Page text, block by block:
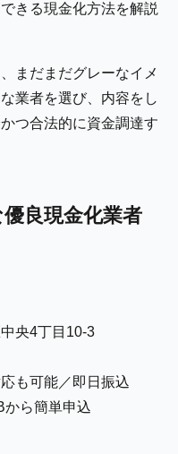
きる現金化方法を解説
まだまだグレーなイメ
業者を選び、内容をし
つ合法的に資金調達す
良現金化業者
央4丁目10-3
も可能／即日振込
から簡単申込